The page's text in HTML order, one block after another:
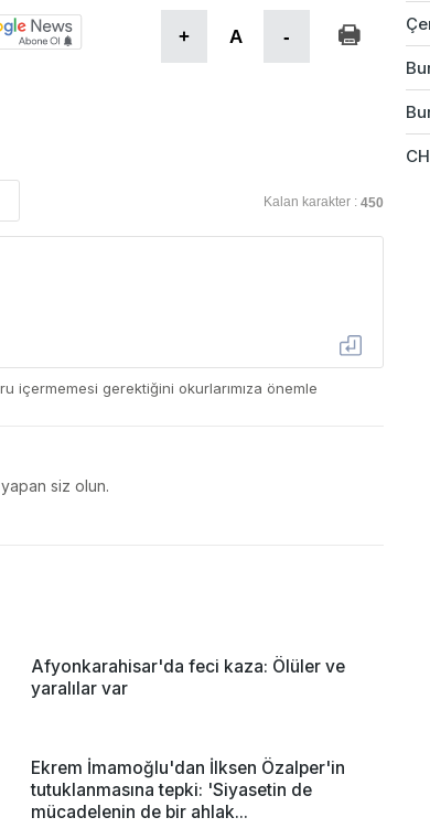
+ A -
Kalan karakter : 450
içermemesi gerektiğini okurlarımıza önemle
siz olun.
Afyonkarahisar'da feci kaza: Ölüler ve
yaralılar var
Ekrem İmamoğlu'dan İlksen Özalper'in
tutuklanmasına tepki: 'Siyasetin de
mücadelenin de bir ahlak...